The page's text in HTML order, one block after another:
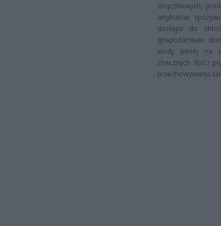
strączkowych,
artykułów
dostępu do
gospodarstwie
wody pitnej na
znacznych ilości
przechowywania